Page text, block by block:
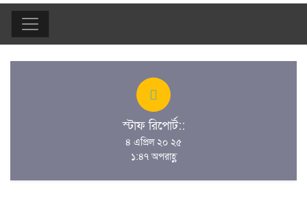
স্টাফ রিপোর্ট::
৪ এপ্রিল ২০ ২৫
১:৪৭ অপরাহ্ণ